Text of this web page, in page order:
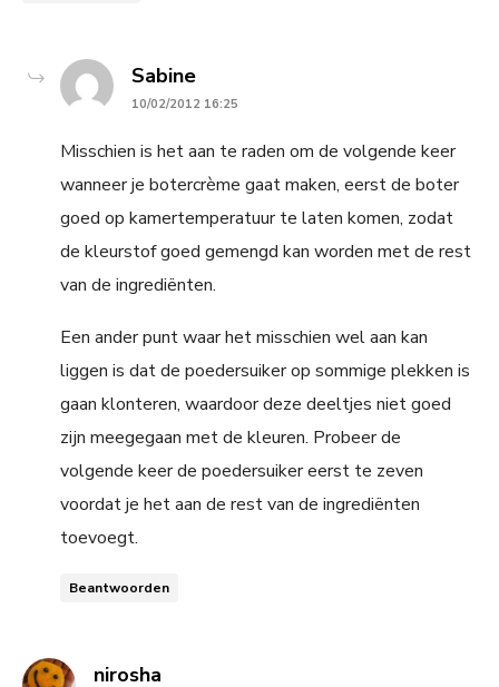
Sabinesays:
10/02/2012 16:25
Misschien is het aan te raden om de volgende keer
wanneer je botercrème gaat maken, eerst de boter
goed op kamertemperatuur te laten komen, zodat
de kleurstof goed gemengd kan worden met de rest
van de ingrediënten.
Een ander punt waar het misschien wel aan kan
liggen is dat de poedersuiker op sommige plekken is
gaan klonteren, waardoor deze deeltjes niet goed
zijn meegegaan met de kleuren. Probeer de
volgende keer de poedersuiker eerst te zeven
voordat je het aan de rest van de ingrediënten
toevoegt.
Beantwoorden
nirosha